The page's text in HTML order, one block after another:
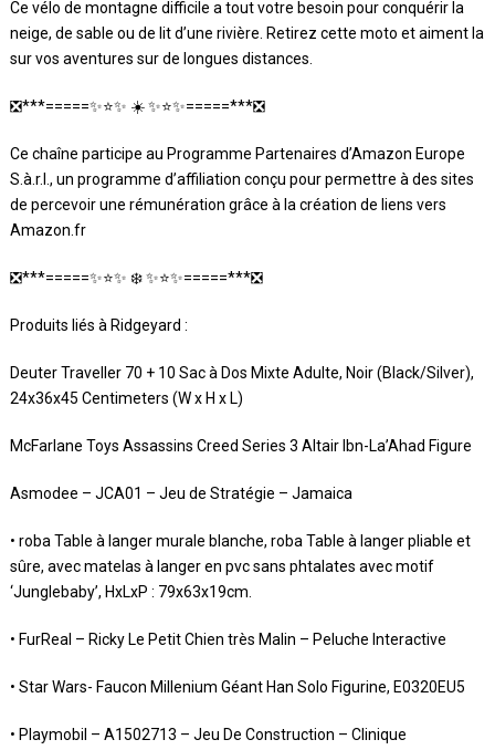
Ce vélo de montagne difficile a tout votre besoin pour conquérir la
neige, de sable ou de lit d’une rivière. Retirez cette moto et aiment la
sur vos aventures sur de longues distances.
❎***=====✨⭐️✨ ☀️ ✨⭐️✨=====***❎
Ce chaîne participe au Programme Partenaires d’Amazon Europe
S.à.r.l., un programme d’affiliation conçu pour permettre à des sites
de percevoir une rémunération grâce à la création de liens vers
Amazon.fr
❎***=====✨⭐️✨ ❄️ ✨⭐️✨=====***❎
Produits liés à Ridgeyard :
Deuter Traveller 70 + 10 Sac à Dos Mixte Adulte, Noir (Black/Silver),
24x36x45 Centimeters (W x H x L)
McFarlane Toys Assassins Creed Series 3 Altair Ibn-La’Ahad Figure
Asmodee – JCA01 – Jeu de Stratégie – Jamaica
• roba Table à langer murale blanche, roba Table à langer pliable et
sûre, avec matelas à langer en pvc sans phtalates avec motif
‘Junglebaby’, HxLxP : 79x63x19cm.
• FurReal – Ricky Le Petit Chien très Malin – Peluche Interactive
• Star Wars- Faucon Millenium Géant Han Solo Figurine, E0320EU5
• Playmobil – A1502713 – Jeu De Construction – Clinique